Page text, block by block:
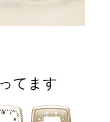
てます